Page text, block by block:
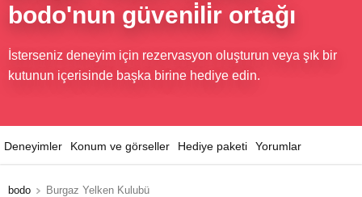
bodo'nun güveni̇li̇r ortağı
İsterseniz deneyim için rezervasyon oluşturun veya şık bir
kutunun içerisinde başka birine hediye edin.
Deneyimler Konum ve görseller Hediye paketi Yorumlar
bodo Burgaz Yelken Kulubü